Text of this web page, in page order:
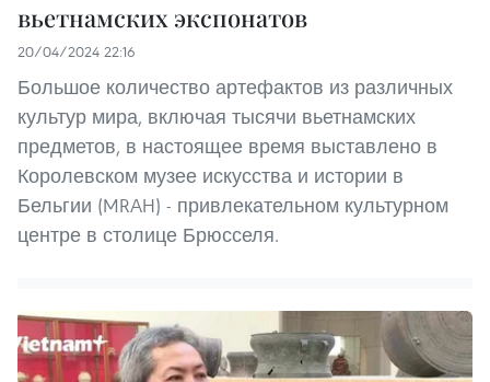
вьетнамских экспонатов
20/04/2024 22:16
Большое количество артефактов из различных
культур мира, включая тысячи вьетнамских
предметов, в настоящее время выставлено в
Королевском музее искусства и истории в
Бельгии (MRAH) - привлекательном культурном
центре в столице Брюсселя.